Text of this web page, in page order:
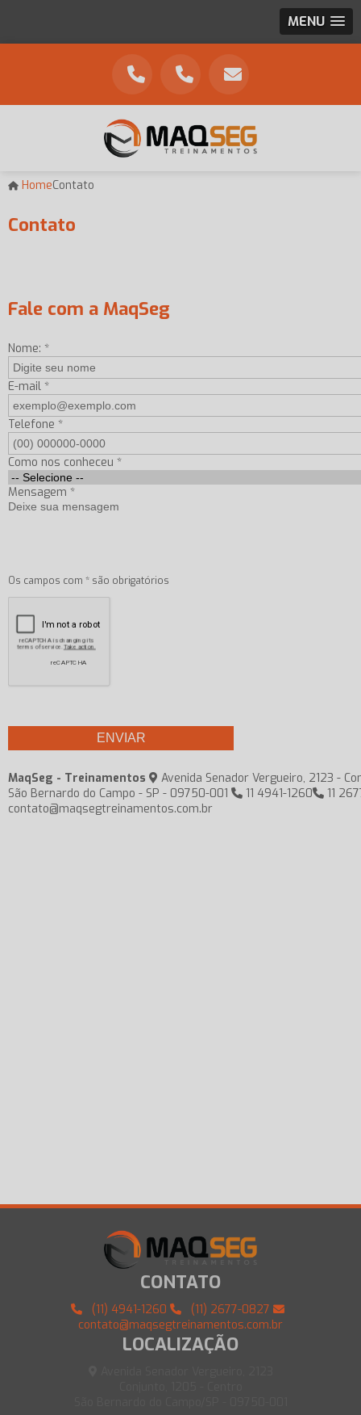
MENU
HomeContato
Contato
Fale com a MaqSeg
Nome: *
E-mail *
Telefone *
Como nos conheceu *
Mensagem *
Os campos com * são obrigatórios
MaqSeg - Treinamentos
Avenida Senador Vergueiro, 2123 -
São Bernardo do Campo - SP - 09750-001
11 4941-1260
11
contato@maqsegtreinamentos.com.br
CONTATO
(11) 4941-1260
(11) 2677-0827
contato@maqsegtreinamentos.com.br
LOCALIZAÇÃO